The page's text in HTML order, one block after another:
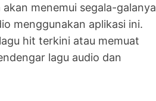
menemui segala-galanya
menggunakan aplikasi ini.
hit terkini atau memuat
lagu audio dan